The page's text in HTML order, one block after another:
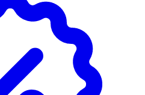
heta ytor, gnistor, öppna
inte över öppen låga eller